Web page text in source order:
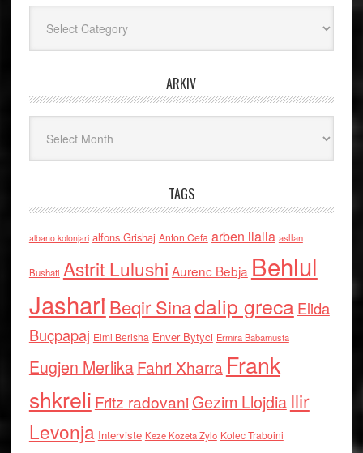
ARKIV
TAGS
albano kolonjari alfons Grishaj Anton Cefa arben llalla asllan
Bushati Astrit Lulushi Aurenc Bebja Behlul
Jashari Beqir Sinadalip grecaElida
Buçpapaj Elmi Berisha Enver Bytyci Ermira Babamusta
Eugjen MerlikaFahri Xharra Frank
shkreli Fritz radovaniGezim Llojdia Ilir
Levonja Interviste Keze Kozeta Zylo Kolec Traboini